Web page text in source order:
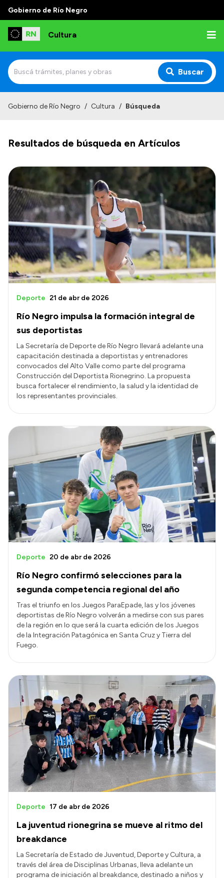
Gobierno de Río Negro
Cultura
Buscar
Funciones
Autoridades
Delegaciones
Normativa
Transparencia
Presupuesto
Boletín Oficial
Compras y licitaciones
Consulta de pago a proveedores
Convocatorias
Intranet
Login
Gobierno de Río Negro / Cultura / Búsqueda
Resultados de búsqueda en Artículos
Río Negro impulsa la formación integral de
sus deportistas
Deporte 21 de abr de 2026
La Secretaría de Deporte de Río Negro llevará adelante una
capacitación destinada a deportistas y entrenadores
convocados del Alto Valle como parte del programa
Construcción del Deportista Rionegrino. La propuesta
busca fortalecer el rendimiento, la salud y la identidad de
los representantes provinciales.
Río Negro confirmó selecciones para la
segunda competencia regional del año
Deporte 20 de abr de 2026
Tras el triunfo en los Juegos ParaEpade, las y los jóvenes
deportistas de Río Negro volverán a medirse con sus pares
de la región en lo que será la cuarta edición de los Juegos
de la Integración Patagónica en Santa Cruz y Tierra del
Fuego.
La juventud rionegrina se mueve al ritmo del
breakdance
Deporte 17 de abr de 2026
La Secretaría de Estado de Juventud, Deporte y Cultura, a
través del área de Disciplinas Urbanas, lleva adelante un
programa de iniciación al breakdance, destinado a niños y